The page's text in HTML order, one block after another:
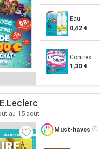
Eau
0,42 €
Contrex
1,30 €
au 15 août
Must-haves